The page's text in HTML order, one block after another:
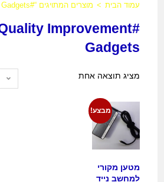
עמוד הבית > מוצרים המתויגים “#Life Quality Improvement Gadgets”
Quality Improvement
Gadgets
מציג תוצאה אחת
מבצע!
מטען מקורי
למחשב נייד